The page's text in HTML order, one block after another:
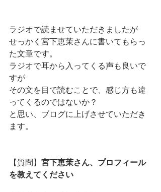
ラジオで読ませていただきましたが
せっかく宮下恵茉さんに書いてもらっ
た文章です。
ラジオで耳から入ってくる声も良いで
すが
その文を目で読むことで、感じ方も違
ってくるのではないか？
と思い、ブログに上げさせていただき
ます。
【質問】 宮下恵茉さん、プロフィール
を教えてください